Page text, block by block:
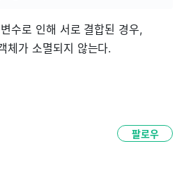
수로 인해 서로 결합된 경우,
체가 소멸되지 않는다.
팔로우